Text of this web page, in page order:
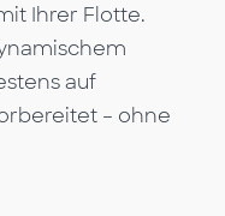
Ihrer Flotte.
auf
– ohne